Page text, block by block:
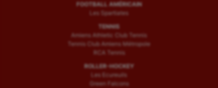
FOOTBALL AMÉRICAIN
Les Spartiates
TENNIS
Amiens Athletic Club Tennis
Tennis Club Amiens Métropole
RCA Tennis
ROLLER-HOCKEY
Les Ecureuils
Green Falcons